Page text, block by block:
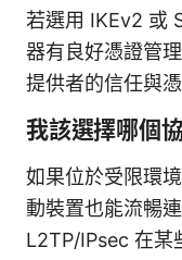
若選用 IKEv2 或
器有良好憑證管
提供者的信任與
我該選擇哪個
如果位於受限環
動裝置也能流暢
L2TP/IPsec 在某